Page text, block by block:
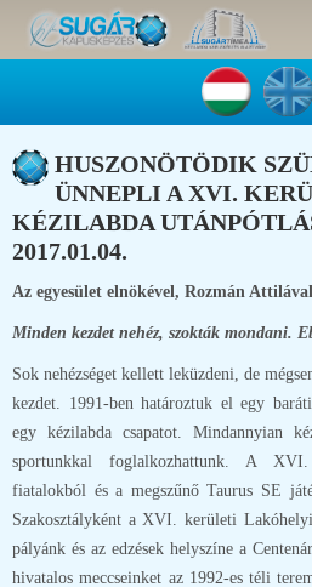
HUSZONÖTÖDIK
ÜNNEPLI A XVI.
KÉZILABDA
2017.01.04.
Az egyesület elnökével, Rozmán
Minden kezdet nehéz, szokták mondani.
Sok nehézséget kellett leküzdeni, de
kezdet. 1991-ben határoztuk el egy
egy kézilabda csapatot. Mindannyian
sportunkkal foglalkozhattunk. A
fiatalokból és a megszűnő Taurus SE
Szakosztályként a XVI. kerületi
pályánk és az edzések helyszíne a
hivatalos meccseinket az 1992-es téli